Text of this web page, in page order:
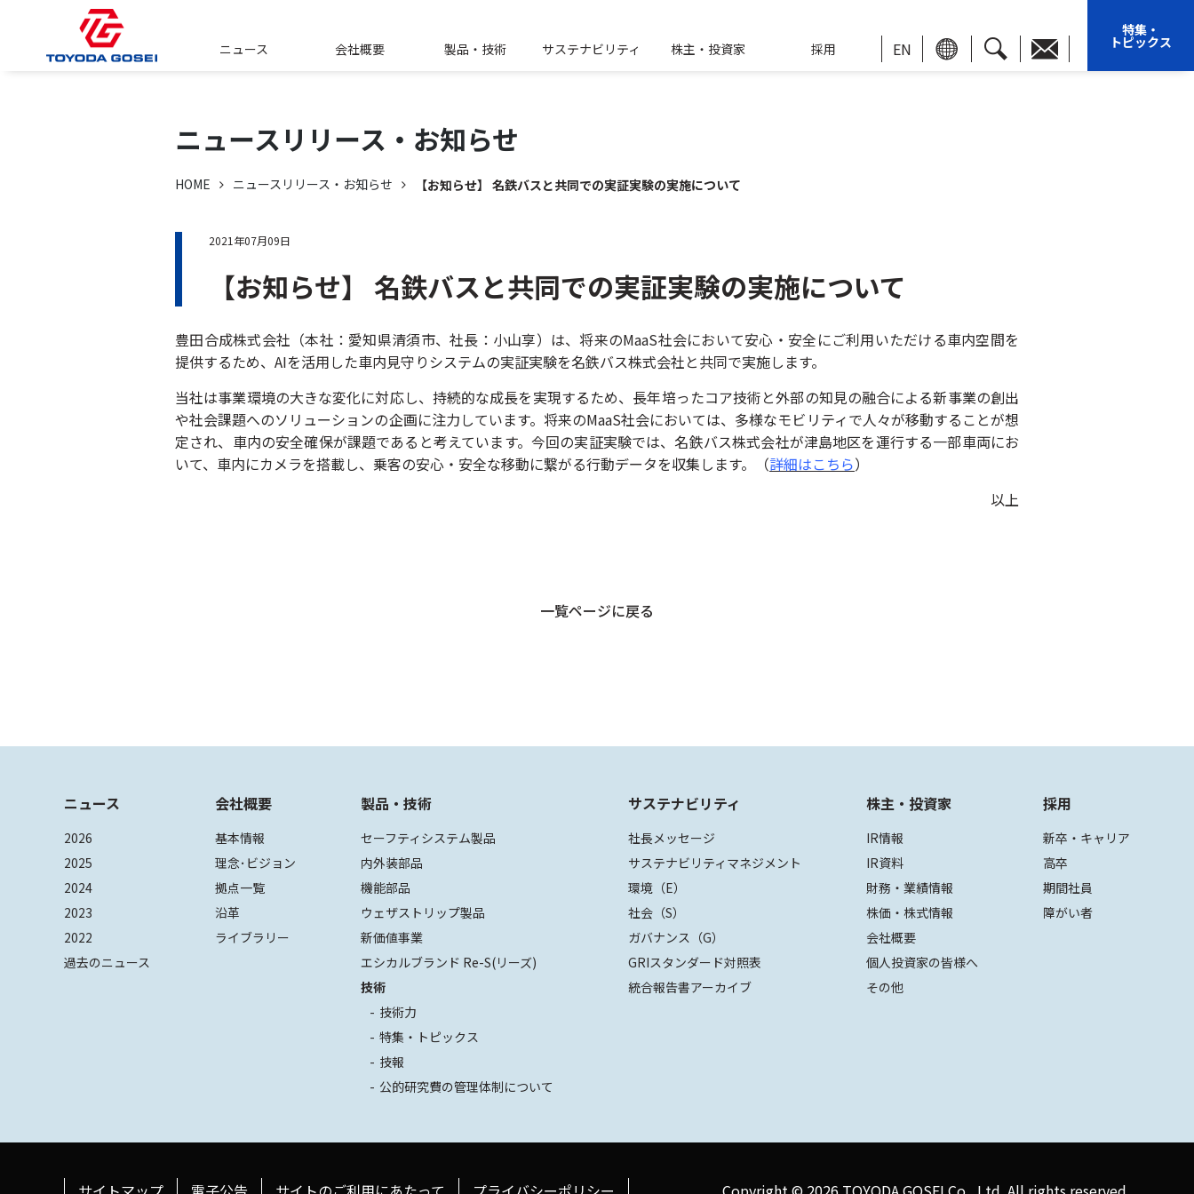
ニュース 会社概要 製品・技術 サステナビリティ 株主・投資家 採用 EN
特集・
トピックス
ニュースリリース・ お知らせ
HOME ニュースリリース・お知らせ 【お知らせ】 名鉄バスと共同での実証実験の実施について
2021年07月09日
【お知らせ】 名鉄バスと共同での実証実験の実施について
豊田合成株式会社（本社：愛知県清須市、社長：小山享）は、将来のMaaS社会において安心・安全にご利用いただける車内空間を
提供するため、AIを活用した車内見守りシステムの実証実験を名鉄バス株式会社と共同で実施します。
当社は事業環境の大きな変化に対応し、持続的な成長を実現するため、長年培ったコア技術と外部の知見の融合による新事業の創出
や社会課題へのソリューションの企画に注力しています。将来のMaaS社会においては、多様なモビリティで人々が移動することが想
定され、車内の安全確保が課題であると考えています。今回の実証実験では、名鉄バス株式会社が津島地区を運行する一部車両にお
いて、車内にカメラを搭載し、乗客の安心・安全な移動に繋がる行動データを収集します。（詳細はこちら）
以上
一覧ページに戻る
ニュース
2026
2025
2024
2023
2022
過去のニュース
会社概要
基本情報
理念･ビジョン
拠点一覧
沿革
ライブラリー
製品・技術
セーフティシステム製品
内外装部品
機能部品
ウェザストリップ製品
新価値事業
エシカルブランド Re-S(リーズ)
技術
技術力
特集・トピックス
技報
公的研究費の管理体制について
サステナビリティ
社長メッセージ
サステナビリティマネジメント
環境（E）
社会（S）
ガバナンス（G）
GRIスタンダード対照表
統合報告書アーカイブ
株主・投資家
IR情報
IR資料
財務・業績情報
株価・株式情報
会社概要
個人投資家の皆様へ
その他
採用
新卒・キャリア
高卒
期間社員
障がい者